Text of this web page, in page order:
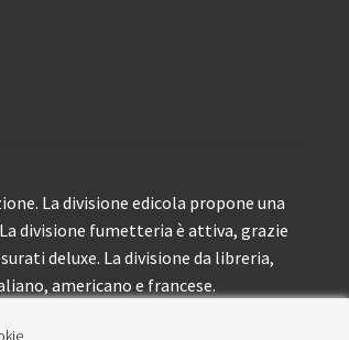
La divisione edicola propone una
divisione fumetteria è attiva, grazie
deluxe. La divisione da libreria,
americano e francese.